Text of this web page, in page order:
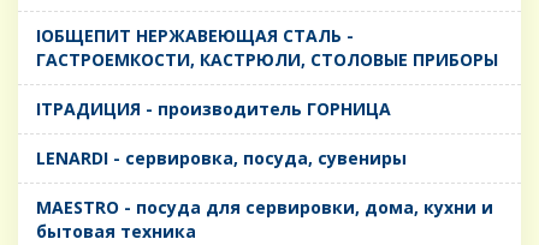
IОБЩЕПИТ НЕРЖАВЕЮЩАЯ СТАЛЬ -
ГАСТРОЕМКОСТИ, КАСТРЮЛИ, СТОЛОВЫЕ ПРИБОРЫ
IТРАДИЦИЯ - производитель ГОРНИЦА
LENARDI - сервировка, посуда, сувениры
MAESTRO - посуда для сервировки, дома, кухни и
бытовая техника